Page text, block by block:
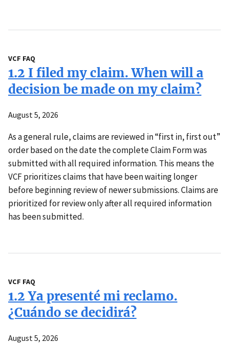
VCF FAQ
1.2 I filed my claim. When will a
decision be made on my claim?
August 5, 2026
As a general rule, claims are reviewed in “first in, first out”
order based on the date the complete Claim Form was
submitted with all required information. This means the
VCF prioritizes claims that have been waiting longer
before beginning review of newer submissions. Claims are
prioritized for review only after all required information
has been submitted.
VCF FAQ
1.2 Ya presenté mi reclamo.
¿Cuándo se decidirá?
August 5, 2026